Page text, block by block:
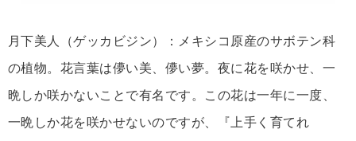
月下美人（ゲッカビジン）：メキシコ原産のサボテン科
の植物。花言葉は儚い美、儚い夢。夜に花を咲かせ、一
晩しか咲かないことで有名です。この花は一年に一度、
一晩しか花を咲かせないのですが、『上手く育てれ